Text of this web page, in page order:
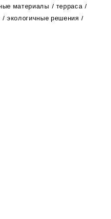
материалы
терраса
экологичные решения